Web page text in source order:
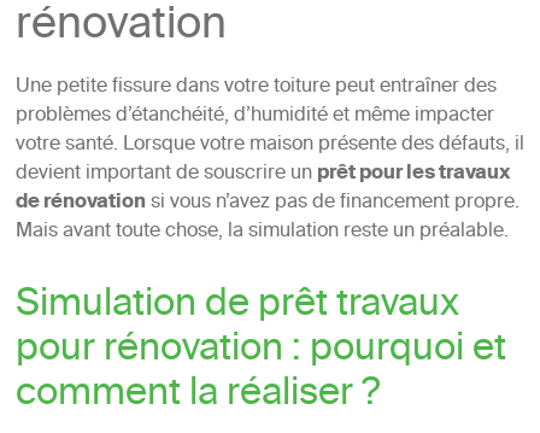
rénovation
Une petite fissure dans votre toiture peut entraîner des
problèmes d’étanchéité, d’humidité et même impacter
votre santé. Lorsque votre maison présente des défauts, il
devient important de souscrire unprêt pour les travaux
de rénovationsi vous n’avez pas de financement propre.
Mais avant toute chose, la simulation reste un préalable.
Simulation de prêt travaux
pour rénovation : pourquoi et
comment la réaliser ?